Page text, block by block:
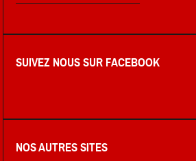
SUIVEZ NOUS SUR FACEBOOK
NOS AUTRES SITES